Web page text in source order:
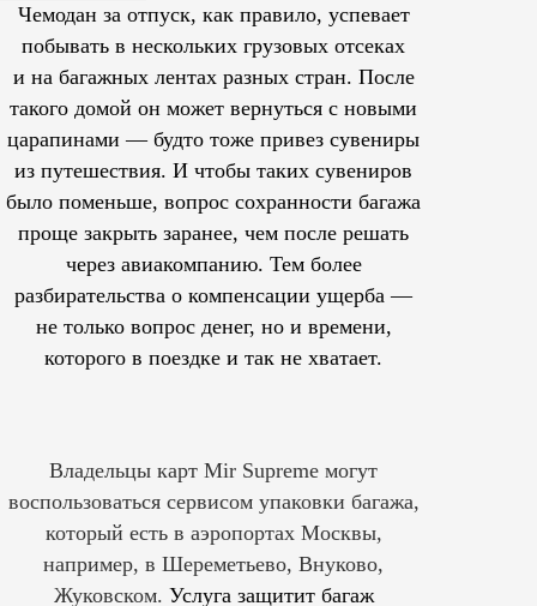
Чемодан за отпуск, как правило, успевает
побывать в нескольких грузовых отсеках
и на багажных лентах разных стран. После
такого домой он может вернуться с новыми
царапинами — будто тоже привез сувениры
из путешествия. И чтобы таких сувениров
было поменьше, вопрос сохранности багажа
проще закрыть заранее, чем после решать
через авиакомпанию. Тем более
разбирательства о компенсации ущерба —
не только вопрос денег, но и времени,
которого в поездке и так не хватает.
Владельцы карт Mir Supreme могут
воспользоваться сервисом упаковки багажа,
который есть в аэропортах Москвы,
например, в Шереметьево, Внуково,
Жуковском. Услуга защитит багаж